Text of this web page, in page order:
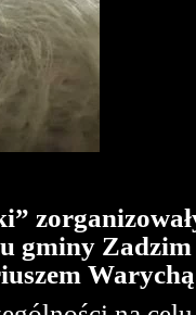
gminy Zadzim